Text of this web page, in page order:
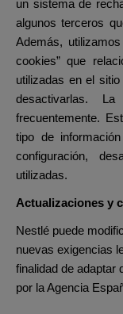
un sistema de
algunos terceros
Además,
cookies” que
utilizadas en el
desactivarlas.
frecuentemente.
tipo de
configuración,
utilizadas.
Actualizaciones y
Nestlé puede
nuevas exigencias
finalidad de adaptar
por la Agencia